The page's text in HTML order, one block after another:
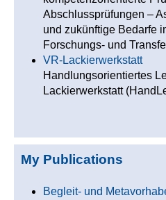
Abschlussprüfungen –
und zukünftige Bedarfe
Forschungs- und
VR-Lackierwerkstatt
Handlungsorientiertes
Lackierwerkstatt
My Publications
Begleit- und